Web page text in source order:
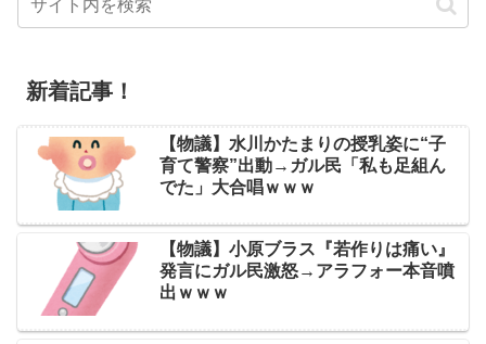
新着記事！
【物議】水川かたまりの授乳姿に“子
育て警察”出動→ガル民「私も足組ん
でた」大合唱ｗｗｗ
【物議】小原ブラス『若作りは痛い』
発言にガル民激怒→アラフォー本音噴
出ｗｗｗ